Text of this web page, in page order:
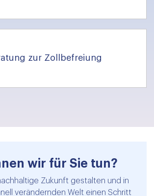
zur Zollbefreiung
wir für Sie tun?
Zukunft gestalten und in
verändernden Welt einen Schritt